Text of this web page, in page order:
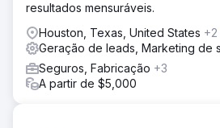
resultados mensuráveis.
Houston, Texas, United States +2
Geração de leads, Marketing de
Seguros, Fabricação +3
A partir de $5,000